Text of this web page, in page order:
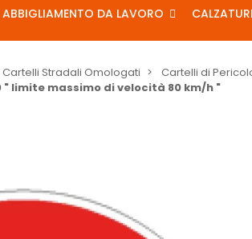
ABBIGLIAMENTO DA LAVORO
Cartelli Stradali Omologati
Cartelli di
limite massimo di velocità 80 km/h "